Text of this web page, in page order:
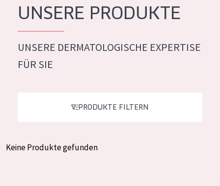
PRODUKTTYP
Feuchtigkeit und Ausstrahlung
Hautregeneration
PRODUKTTYP
ALLE PRODUKTE
Kontakt
French
UNSERE PRODUKTE
UNSERE DERMATOLOGISCHE EXPERTISE
FÜR SIE
PRODUKTE FILTERN
Keine Produkte gefunden